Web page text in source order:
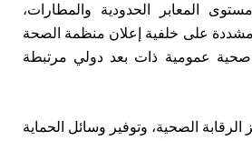
المعابر الحدودية والمطارات،
مشددة على خلفية إعلان منظمة الصحة
صحية عمومية ذات بعد دولي مرتبطة
الصحية، وتوفير وسائل الحماية